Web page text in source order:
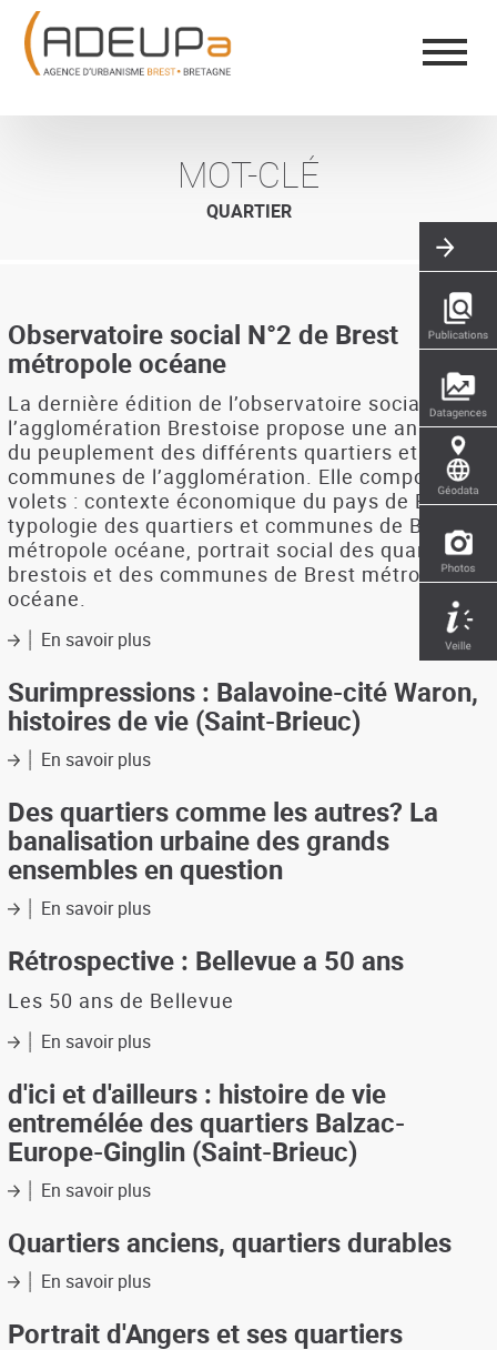
Aller
contenu
principal
MOT-CLÉ
QUARTIER
Observatoire social N°2 de Brest
métropole océane
La dernière édition de l’observatoire social de
l’agglomération Brestoise propose une analyse
du peuplement des différents quartiers et
communes de l’agglomération. Elle comporte 3
volets : contexte économique du pays de Brest,
typologie des quartiers et communes de Brest
métropole océane, portrait social des quartiers
brestois et des communes de Brest métropole
océane.
En savoir plussur
social
N°2
de
métropole
Surimpressions : Balavoine-cité Waron,
histoires de vie (Saint-Brieuc)
En savoir plussur
:
Balavoine-
cité
Waron,
histoires
de
(Saint-
Des quartiers comme les autres? La
banalisation urbaine des grands
ensembles en question
En savoir plussur
quartiers
comme
les
La
urbaine
des
grands
ensembles
en
question
Rétrospective : Bellevue a 50 ans
Les 50 ans de Bellevue
En savoir plussur
:
Bellevue
a
50
ans
d'ici et d'ailleurs : histoire de vie
entremélée des quartiers Balzac-
Europe-Ginglin (Saint-Brieuc)
En savoir plussur
et
d'ailleurs
:
de
Quartiers anciens, quartiers durables
En savoir plussur
anciens,
Portrait d'Angers et ses quartiers
Panneau de gestion des cookies